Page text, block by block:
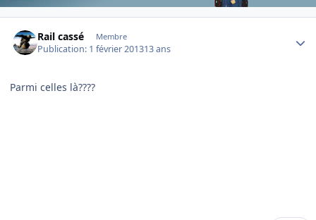
Rail cassé Membre
Publication: 1 février 201313 ans
Parmi celles là????